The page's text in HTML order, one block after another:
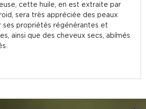
cette huile, en est extraite par
sera très appréciée des peaux
ses propriétés régénérantes et
ainsi que des cheveux secs, abîmés